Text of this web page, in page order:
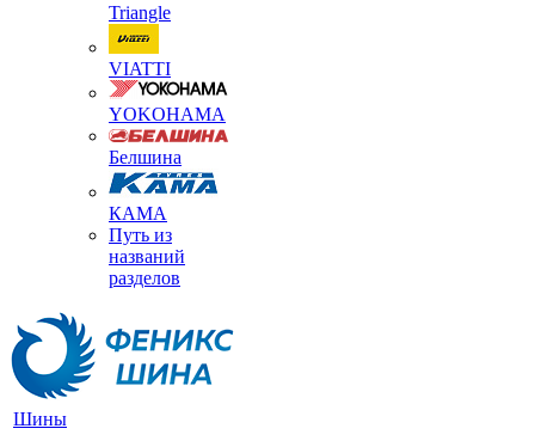
Triangle
VIATTI
YOKOHAMA
Белшина
КАМА
Путь из
названий
разделов
Шины